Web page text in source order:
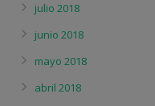
julio 2018
junio 2018
mayo 2018
abril 2018